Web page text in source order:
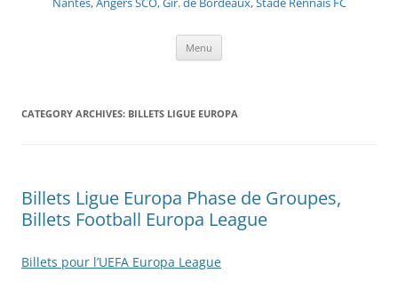
Menu
CATEGORY ARCHIVES: BILLETS LIGUE EUROPA
Billets Ligue Europa Phase de Groupes,
Billets Football Europa League
Billets pour l’UEFA Europa League